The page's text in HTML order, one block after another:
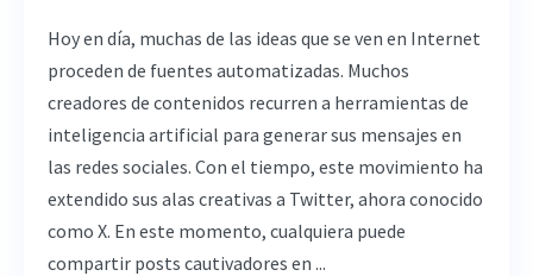
Hoy en día, muchas de las ideas que se ven en Internet
proceden de fuentes automatizadas. Muchos
creadores de contenidos recurren a herramientas de
inteligencia artificial para generar sus mensajes en
las redes sociales. Con el tiempo, este movimiento ha
extendido sus alas creativas a Twitter, ahora conocido
como X. En este momento, cualquiera puede
compartir posts cautivadores en ...